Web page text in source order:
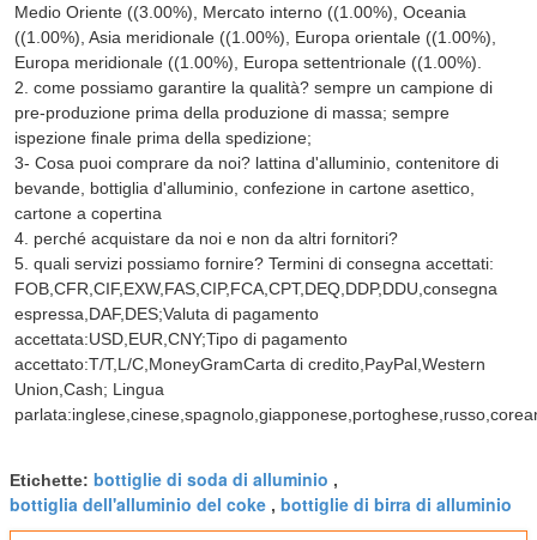
Medio Oriente ((3.00%), Mercato interno ((1.00%), Oceania
((1.00%), Asia meridionale ((1.00%), Europa orientale ((1.00%),
Europa meridionale ((1.00%), Europa settentrionale ((1.00%).
2. come possiamo garantire la qualità? sempre un campione di
pre-produzione prima della produzione di massa; sempre
ispezione finale prima della spedizione;
3- Cosa puoi comprare da noi? lattina d'alluminio, contenitore di
bevande, bottiglia d'alluminio, confezione in cartone asettico,
cartone a copertina
4. perché acquistare da noi e non da altri fornitori?
5. quali servizi possiamo fornire? Termini di consegna accettati:
FOB,CFR,CIF,EXW,FAS,CIP,FCA,CPT,DEQ,DDP,DDU,consegna
espressa,DAF,DES;Valuta di pagamento
accettata:USD,EUR,CNY;Tipo di pagamento
accettato:T/T,L/C,MoneyGramCarta di credito,PayPal,Western
Union,Cash; Lingua
Etichette: bottiglie di soda di alluminio ,
bottiglia dell'alluminio del coke , bottiglie di birra di alluminio